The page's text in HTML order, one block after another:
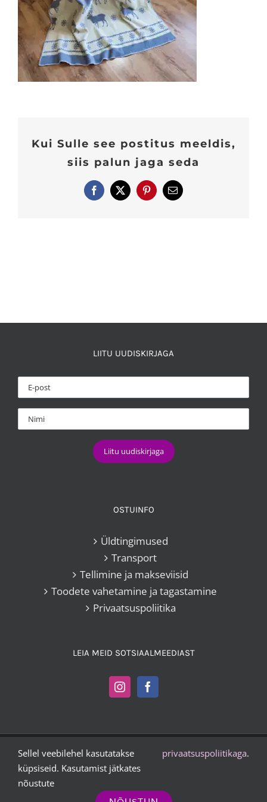
Kui Sulle see postitus meeldis,
siis palun jaga seda
Facebook
X PinterestE-
post
LIITU UUDISKIRJAGA
OSTUINFO
Üldtingimused
Transport
Tellimine ja makseviisid
Toodete vahetamine ja tagastamine
Privaatsuspoliitika
LEIA MEID SOTSIAALMEEDIAST
Kangakoi OÜ |+372 503 2372 vesta@kangakoi.ee
InstagramFacebook
Sellel veebilehel kasutatakse
küpsiseid. Kasutamist jätkates
nõustute
privaatsuspoliitikaga.